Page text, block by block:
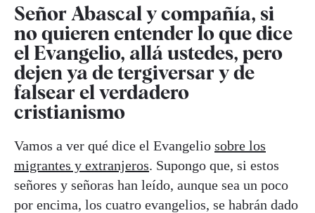
Señor Abascal y compañía, si
no quieren entender lo que dice
el Evangelio, allá ustedes, pero
dejen ya de tergiversar y de
falsear el verdadero
cristianismo
Vamos a ver qué dice el Evangelio sobre los
migrantes y extranjeros. Supongo que, si estos
señores y señoras han leído, aunque sea un poco
por encima, los cuatro evangelios, se habrán dado